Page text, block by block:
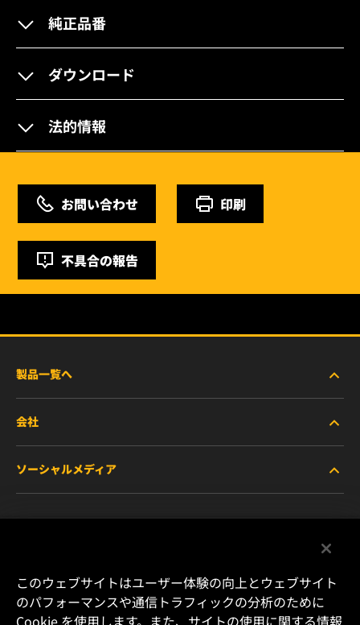
純正品番
ダウンロード
法的情報
お問い合わせ 印刷
不具合の報告
製品一覧へ
商用車および建機・農機・産業用途車両
乗用車および小型トラック
特殊用途向けフィルター
会社
WIXについて
リソース
キャリア
ソーシャルメディア
Instagram
このウェブサイトはユーザー体験の向上とウェブサイト
のパフォーマンスや通信トラフィックの分析のために
Cookie を使用します。また、サイトの使用に関する情報